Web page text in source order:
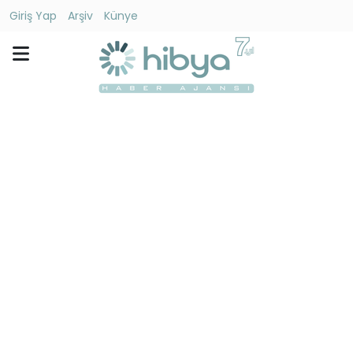
Giriş Yap Arşiv
Künye